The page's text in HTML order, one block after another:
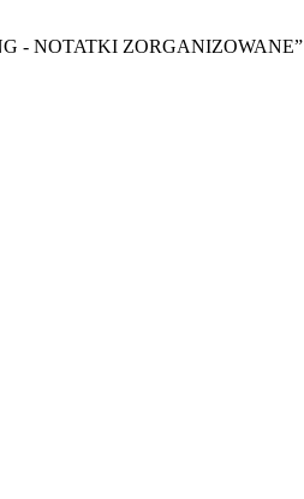
- NOTATKI ZORGANIZOWANE”